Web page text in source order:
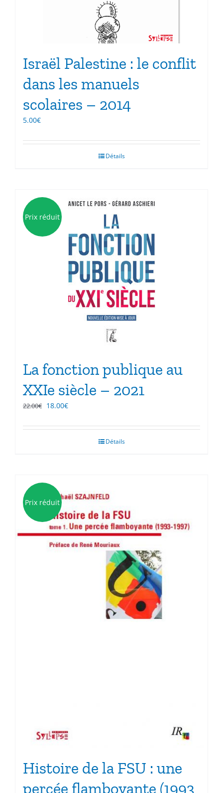
Israël Palestine : le conflit
dans les manuels
scolaires – 2014
5.00€
Détails
Prix réduit
La fonction publique au
XXIe siècle – 2021
22.00€ Le
initial
18.00€Le
actuel
Détails
Prix réduit
Histoire de la FSU : une
percée flamboyante (1993